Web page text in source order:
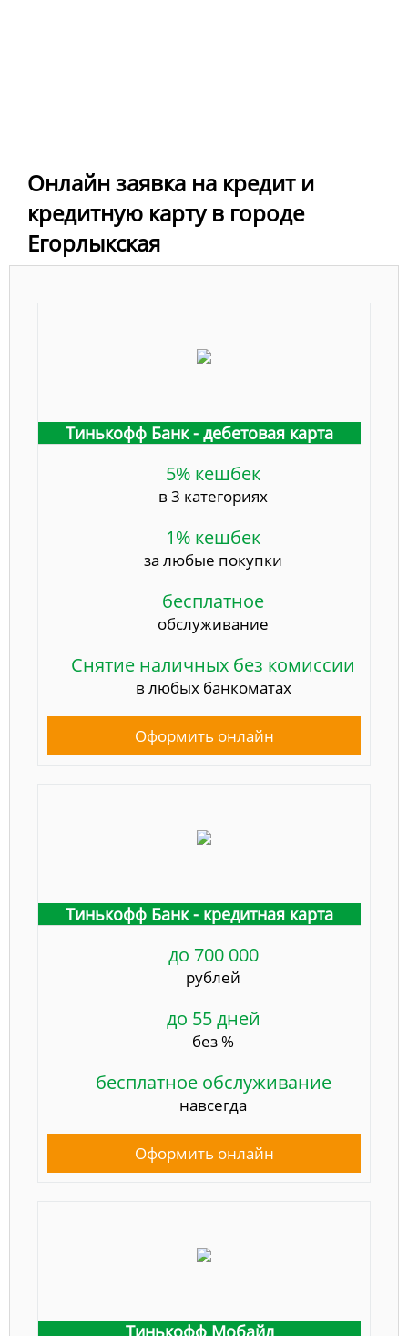
Онлайн заявка на кредит и
кредитную карту в городе
Егорлыкская
Тинькофф Банк - дебетовая карта
5% кешбек
в 3 категориях
1% кешбек
за любые покупки
бесплатное
обслуживание
Снятие наличных без комиссии
в любых банкоматах
Оформить онлайн
Тинькофф Банк - кредитная карта
до 700 000
рублей
до 55 дней
без %
бесплатное обслуживание
навсегда
Оформить онлайн